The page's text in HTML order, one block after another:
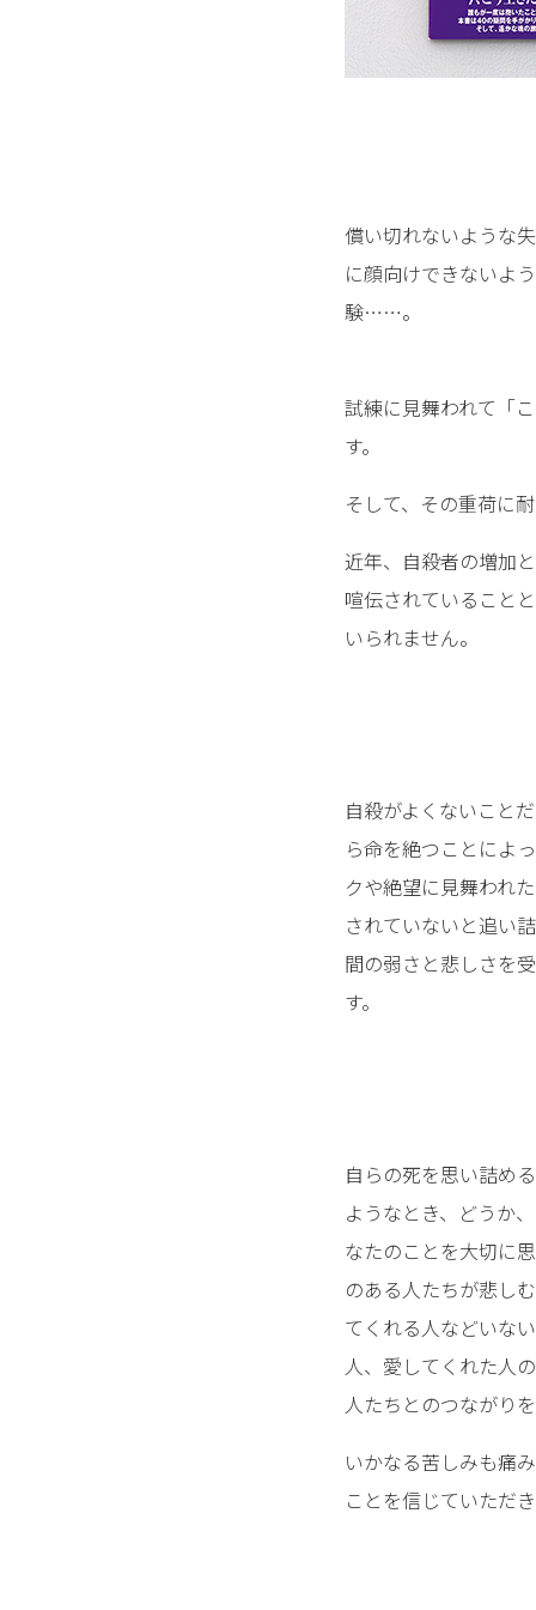
償い切れないような
に顔向けできないよ
験……。
試練に見舞われて「
す。
そして、その重荷に
近年、自殺者の増加
喧伝されていること
いられません。
自殺がよくないこと
ら命を絶つことによ
クや絶望に見舞われ
されていないと追い
間の弱さと悲しさを
す。
自らの死を思い詰め
ようなとき、どうか
なたのことを大切に
のある人たちが悲し
てくれる人などいな
人、愛してくれた人
人たちとのつながり
いかなる苦しみも痛
ことを信じていただ